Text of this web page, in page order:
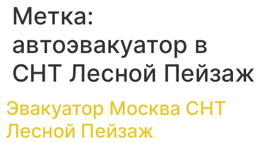
Метка:
автоэвакуатор в
СНТ Лесной Пейзаж
Эвакуатор Москва СНТ
Лесной Пейзаж